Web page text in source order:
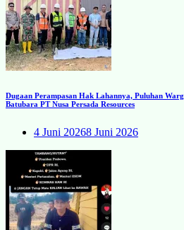
Dugaan Perampasan Hak Lahannya, Puluhan
Batubara PT Nusa Persada Resources
4 Juni 20268 Juni 2026